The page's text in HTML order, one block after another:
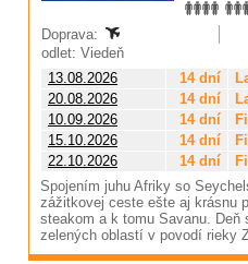
Doprava:
odlet: Viedeň
13.08.2026
14 dní
20.08.2026
14 dní
10.09.2026
14 dní
15.10.2026
14 dní
22.10.2026
14 dní
Spojením juhu Afriky so
zážitkovej ceste ešte aj krásnu
steakom a k tomu Savanu. Deň
zelených oblastí v povodí rieky